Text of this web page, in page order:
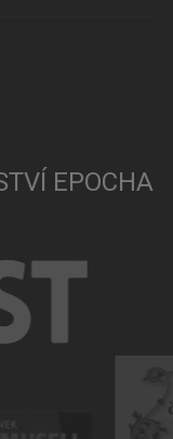
EPOCHA